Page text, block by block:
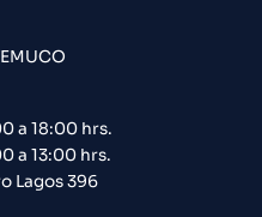
a 18:00 hrs.
a 13:00 hrs.
Lagos 396